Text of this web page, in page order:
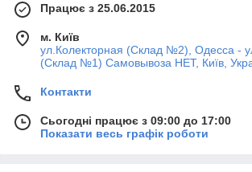
Працює з 25.06.2015
м. Київ
ул.Колекторная (Склад №2), Одесса -
(Склад №1) Самовывоза НЕТ, Київ,
Контакти
Сьогодні працює з 09:00 до 17:00
Показати весь графік роботи